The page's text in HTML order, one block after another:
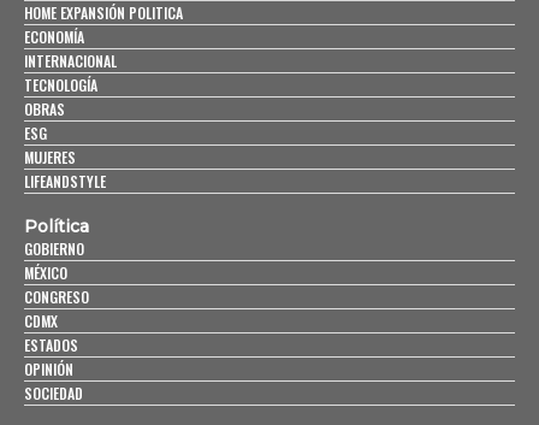
HOME EXPANSIÓN POLITICA
ECONOMÍA
INTERNACIONAL
TECNOLOGÍA
OBRAS
ESG
MUJERES
LIFEANDSTYLE
Política
GOBIERNO
MÉXICO
CONGRESO
CDMX
ESTADOS
OPINIÓN
SOCIEDAD